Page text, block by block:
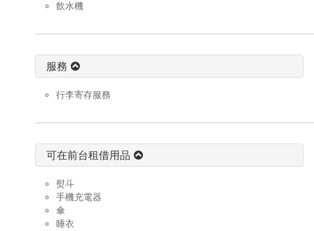
飲水機
服務
行李寄存服務
可在前台租借用品
熨斗
手機充電器
傘
睡衣